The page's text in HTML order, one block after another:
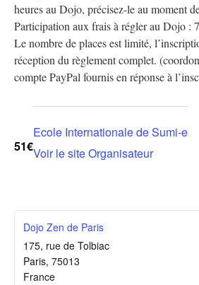
heures au Dojo, précisez-le au moment
Participation aux frais à régler au Dojo :
Le nombre de places est limité,
réception du règlement complet.
compte PayPal fournis en réponse à
51€
Ecole Internationale de Sumi-e
Voir le site Organisateur
Dojo Zen de Paris
175, rue de Tolbiac
Paris, 75013
France